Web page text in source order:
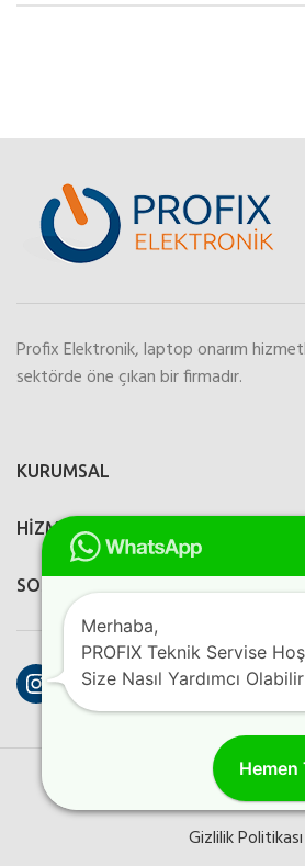
Profix Elektronik, laptop onarım
sektörde öne çıkan bir firmadır.
KURUMSAL
HİZMETLERİMİZ
SOSYAL MEDYA
Instagram
Facebook
YouTube
2023
Programlama
Gizlilik Politikası
Hemen
Merhaba,
PROFIX Teknik Servise
Size Nasıl Yardımcı